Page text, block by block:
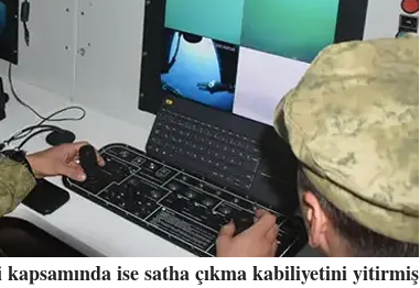
ise satha çıkma kabiliyetini yitirmiş